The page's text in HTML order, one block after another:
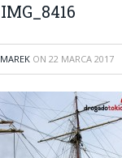
IMG_8416
MAREK ON 22 MARCA 2017